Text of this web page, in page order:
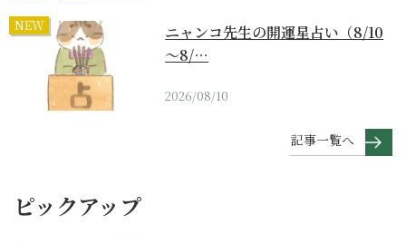
NEW
ニャンコ先生の開運星占い（8/10
～8/…
2026/08/10
記事一覧へ
ピックアップ